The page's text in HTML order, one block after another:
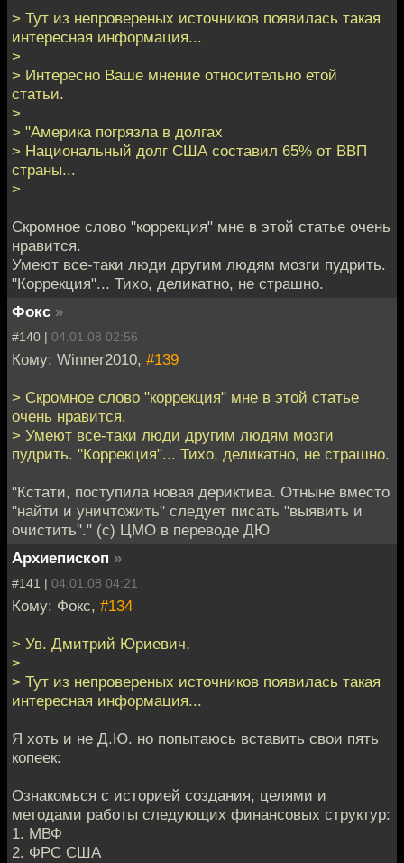
> Тут из непровереных источников появилась такая
интересная информация...
>
> Интересно Ваше мнение относительно етой
статьи.
>
> "Америка погрязла в долгах
> Национальный долг США составил 65% от ВВП
страны...
>
Скромное слово "коррекция" мне в этой статье очень
нравится.
Умеют все-таки люди другим людям мозги пудрить.
"Коррекция"... Тихо, деликатно, не страшно.
Фокс »
#140 | 04.01.08 02:56
Кому: Winner2010, #139
> Скромное слово "коррекция" мне в этой статье
очень нравится.
> Умеют все-таки люди другим людям мозги
пудрить. "Коррекция"... Тихо, деликатно, не страшно.
"Кстати, поступила новая дериктива. Отныне вместо
"найти и уничтожить" следует писать "выявить и
очистить"." (с) ЦМО в переводе ДЮ
Архиепископ »
#141 | 04.01.08 04:21
Кому: Фокс, #134
> Ув. Дмитрий Юриевич,
>
> Тут из непровереных источников появилась такая
интересная информация...
Я хоть и не Д.Ю. но попытаюсь вставить свои пять
копеек:
Ознакомься с историей создания, целями и
методами работы следующих финансовых структур:
1. МВФ
2. ФРС США